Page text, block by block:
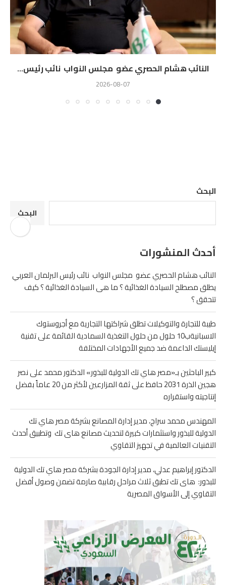
النائب هشام الحصري عضو مجلس النواب نائب رئيس...
2026-08-07
البحث
البحث
أحدث المنشورات
النائب هشام الحصري عضو مجلس النواب نائب رئيس البرلمان العربي
يطلق مصطلح السيادة الغذائية ؟ ما هى السيادة الغذائية ؟ كيف
تتحقق ؟
طيبة للتجارة والتوكيلات تطلق شراكتها التجارية مع أجروستوك
الاسبانيةب10 حلول من حلول التغذية السمادية القائمة على تقنية
إيليستك الداعمة ضد جميع الأجهادات المختلفة
كبير الباحثين بـ«مصر هاي تك الدولية للبذور» الدكتور محمد على نصر
هجين الذرة 2031 حافظ على ثقة المزارعين لأكثر من 20 عاماً بفضل
إنتاجيته واستقراره
المهندس محمد سراج، مدير إدارة المصانع بشركة مصر هاي تك
الدولية للبذور واستثمارات كبيرة لتحديث مصانع هاى تك وتطبيق أحدث
التقنيات العالمية في تجهيز التقاوي
الدكتور إبراهيم عدلي، مدير إدارة الجودة بشركة مصر هاي تك الدولية
للبذور: هاى تك تطبق ثلاث مراحل رقابية صارمة تضمن وصول أفضل
التقاوي إلى الأسواق المصرية